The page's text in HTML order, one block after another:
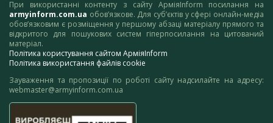
При використанні контенту з сайту АрміяInform посилання на
armyinform.com.ua обов’язкове. Для суб’єктів у сфері онлайн-медіа
обов’язковим є розміщення у першому абзаці матеріалу прямого та
відкритого для пошукових систем гіперпосилання на цитований
матеріал.
Політика користування сайтом АрміяInform
Політика використання файлів cookie
Зауваження та пропозиції по роботі сайту надсилайте на адресу:
webmaster@armyinform.com.ua